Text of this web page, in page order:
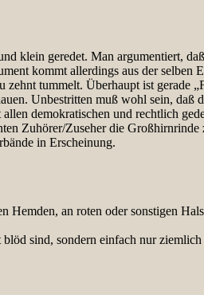
klein geredet. Man argumentiert,
kommt allerdings aus der selben
tummelt. Überhaupt ist
Unbestritten muß wohl sein,
demokratischen und rechtlich
Zuhörer/Zuseher die
in Erscheinung.
an roten oder sonstigen
sind, sondern einfach nur ziemlich